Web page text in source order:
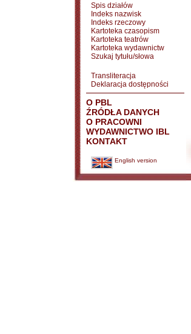
Spis działów
Indeks nazwisk
Indeks rzeczowy
Kartoteka czasopism
Kartoteka teatrów
Kartoteka wydawnictw
Szukaj tytułu/słowa
Transliteracja
Deklaracja dostępności
O PBL
ŹRÓDŁA DANYCH
O PRACOWNI
WYDAWNICTWO IBL
KONTAKT
English version